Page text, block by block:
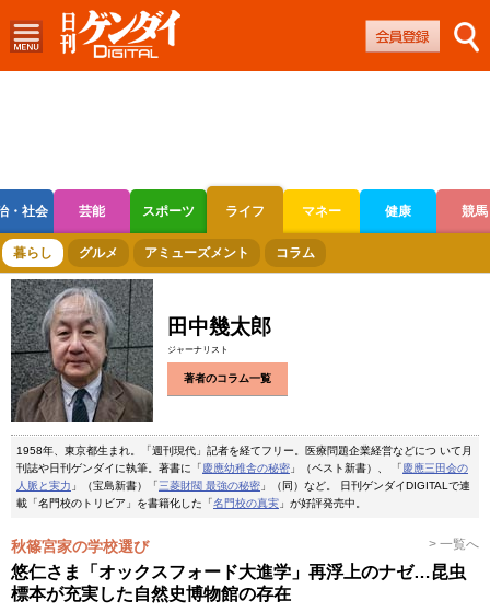
・社会 芸能 スポーツ ライフ マネー 健康 競馬
ボートレース 競輪 オートレース
暮らし グルメ アミューズメント コラム
田中幾太郎
ジャーナリスト
著者のコラム一覧
1958年、東京都生まれ。「週刊現代」記者を経てフリー。医療問題企業経営などにつ いて月
刊誌や日刊ゲンダイに執筆。著書に「慶應幼稚舎の秘密 」（ベスト新書）、 「慶應三田会の
人脈と実力 」（宝島新書）「三菱財閥 最強の秘密 」（同）など。 日刊ゲンダイDIGITALで連
載「名門校のトリビア」を書籍化した「名門校の真実 」が好評発売中。
秋篠宮家の学校選び > 一覧へ
悠仁さま「オックスフォード大進学」再浮上のナゼ…昆虫
標本が充実した自然史博物館の存在